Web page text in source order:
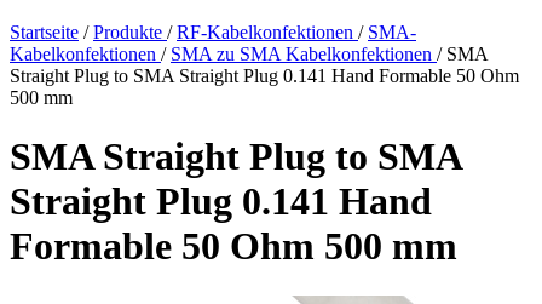
Startseite / Produkte / RF-Kabelkonfektionen / SMA-
Kabelkonfektionen / SMA zu SMA Kabelkonfektionen / SMA
Straight Plug to SMA Straight Plug 0.141 Hand Formable 50 Ohm
500 mm
SMA Straight Plug to SMA
Straight Plug 0.141 Hand
Formable 50 Ohm 500 mm